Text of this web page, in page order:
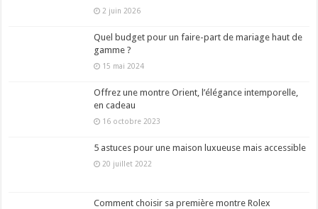
2 juin 2026
Quel budget pour un faire-part de mariage haut de
gamme ?
15 mai 2024
Offrez une montre Orient, l’élégance intemporelle,
en cadeau
16 octobre 2023
5 astuces pour une maison luxueuse mais accessible
20 juillet 2022
Comment choisir sa première montre Rolex